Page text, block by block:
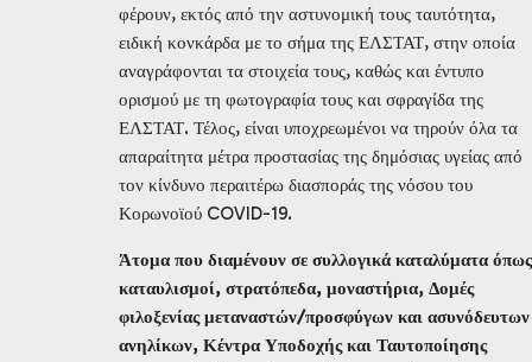
φέρουν, εκτός από την αστυνομική τους ταυτότητα,
ειδική κονκάρδα με το σήμα της ΕΛΣΤΑΤ, στην οποία
αναγράφονται τα στοιχεία τους, καθώς και έντυπο
ορισμού με τη φωτογραφία τους και σφραγίδα της
ΕΛΣΤΑΤ. Τέλος, είναι υποχρεωμένοι να τηρούν όλα τα
απαραίτητα μέτρα προστασίας της δημόσιας υγείας από
τον κίνδυνο περαιτέρω διασποράς της νόσου του
Κορωνοϊού COVID-19.
Άτομα που διαμένουν σε συλλογικά καταλύματα όπως
καταυλισμοί, στρατόπεδα, μοναστήρια, Δομές
φιλοξενίας μεταναστών/προσφύγων και ασυνόδευτων
ανηλίκων, Κέντρα Υποδοχής και Ταυτοποίησης